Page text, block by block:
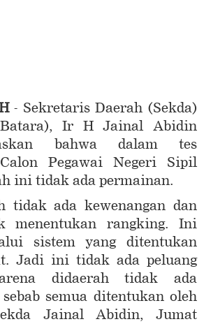
- Sekretaris Daerah (Sekda)
Ir H Jainal Abidin
bahwa dalam tes
Pegawai Negeri Sipil
ini tidak ada permainan.
tidak ada kewenangan dan
menentukan rangking. Ini
sistem yang ditentukan
Jadi ini tidak ada peluang
didaerah tidak ada
semua ditentukan oleh
Jainal Abidin, Jumat